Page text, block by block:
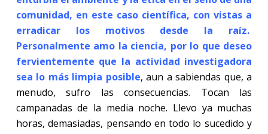
comunidad, en este caso científica, con vistas a
erradicar los motivos desde la raíz.
Personalmente amo la ciencia, por lo que deseo
fervientemente que la actividad investigadora
sea lo más limpia posible, aun a sabiendas que, a
menudo, sufro las consecuencias. Tocan las
campanadas de la media noche. Llevo ya muchas
horas, demasiadas, pensando en todo lo sucedido y